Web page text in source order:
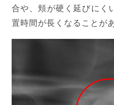
合や、頬が硬く延びにく
置時間が長くなることが